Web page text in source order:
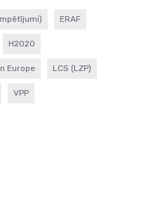
ERAF
H2020
Europe LCS (LZP)
VPP